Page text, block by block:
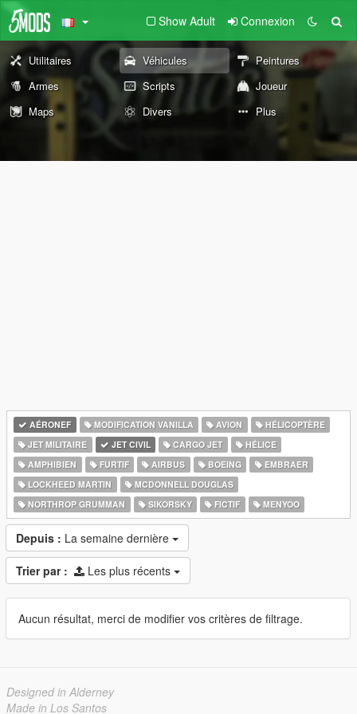
Show Adult Connexion
Utilitaires Véhicules
Peintures
Armes
Scripts
Joueur
Maps
Divers Plus
AÉRONEF MODIFICATION VANILLA AVION
HÉLICOPTÈRE
JET MILITAIRE
JET CIVIL CARGO JET
HÉLICE
AMPHIBIEN
FURTIF AIRBUS BOEING
EMBRAER
LOCKHEED MARTIN
MCDONNELL DOUGLAS
NORTHROP GRUMMAN
SIKORSKY FICTIF MENYOO
Depuis : La semaine dernière
Trier par : Les plus récents
Aucun résultat, merci de modifier vos critères de filtrage.
Designed in Alderney
Made in Los Santos